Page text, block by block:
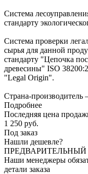
Система
стандарту
Система проверки
сырья для данной
стандарту "Цепочка
древесины" ISO
"Legal Origin".
Страна-производитель
Подробнее
Последняя цена
1 250 руб.
Под заказ
Нашли дешевле?
ПРЕДВАРИТЕЛЬНЫЙ
Наши менеджеры
детали заказа